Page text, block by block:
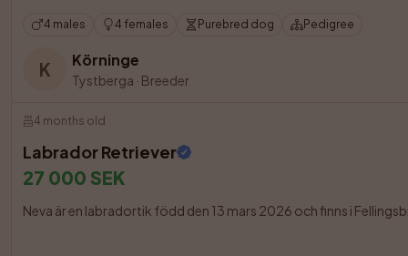
4 males 4 females Purebred dog Pedigree
K Körninge
Tystberga · Breeder
4 months old
Labrador Retriever
27 000 SEK
Neva är en labradortik född den 13 mars 2026 och finns i